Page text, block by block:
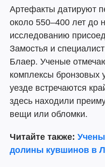
Артефакты датируют
около 550–400 лет до
исследованию
Замостья и
Блаер. Ученые
комплексы бронзовых
уезде встречаются
здесь находили
вещи или обломки.
Читайте также:
долины кувшинов в